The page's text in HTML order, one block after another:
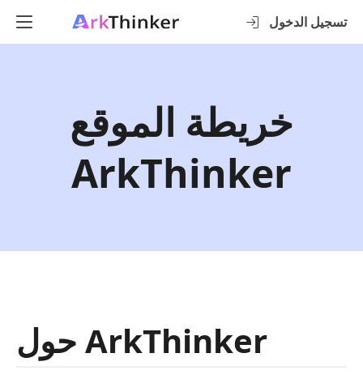
تسجيل الدخول
خريطة الموقع
ArkThinker
حول ArkThinker